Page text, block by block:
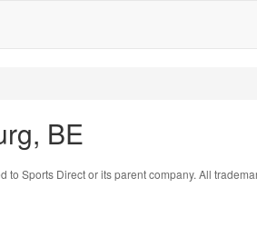
BE
Sports Direct or its parent company. All